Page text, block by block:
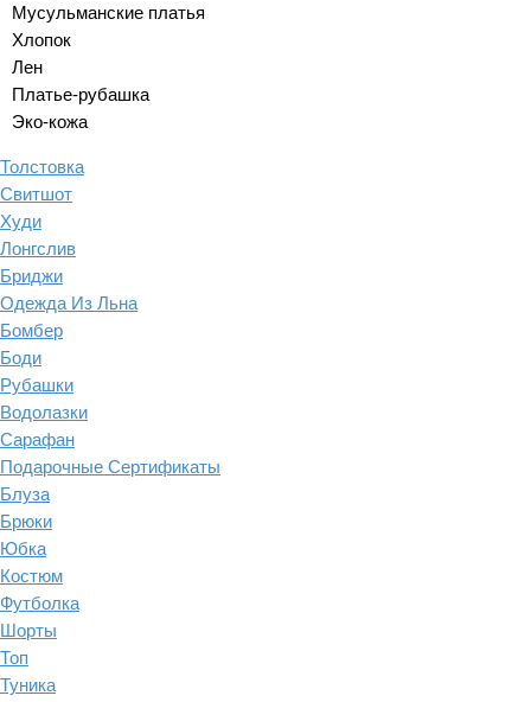
Мусульманские платья
Хлопок
Лен
Платье-рубашка
Эко-кожа
Толстовка
Свитшот
Худи
Лонгслив
Бриджи
Одежда Из Льна
Бомбер
Боди
Рубашки
Водолазки
Сарафан
Подарочные Сертификаты
Блуза
Брюки
Юбка
Костюм
Футболка
Шорты
Топ
Туника